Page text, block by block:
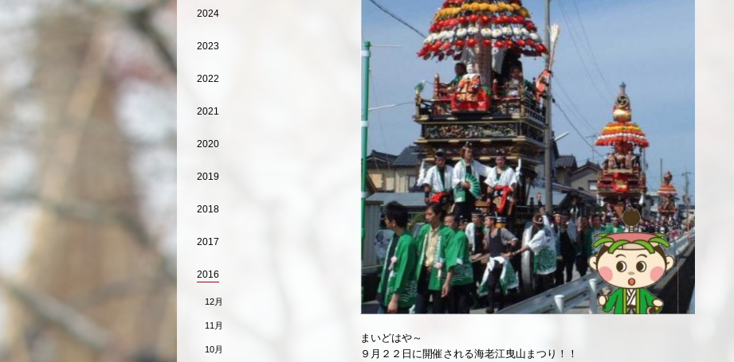
まいどはや～
９月２２日に開催される海老江曳山まつり！！
2024
2023
2022
2021
2020
2019
2018
2017
2016
12月
11月
10月